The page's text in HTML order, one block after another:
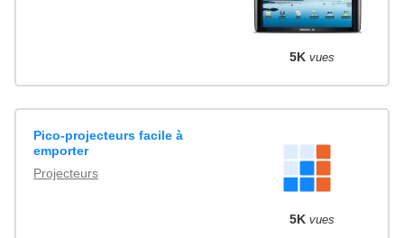
5K vues
Pico-projecteurs facile à
emporter
Projecteurs
5K vues